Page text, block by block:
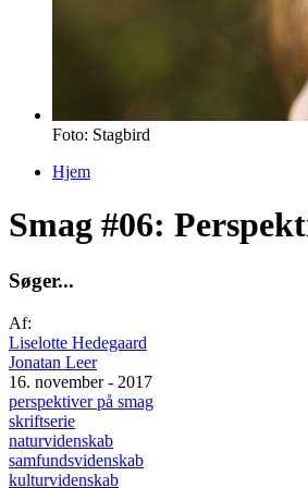
Foto: Stagbird
Hjem
Smag #06:
Søger...
Af:
Liselotte Hedegaard
Jonatan Leer
16. november - 2017
perspektiver på smag
skriftserie
naturvidenskab
samfundsvidenskab
kulturvidenskab